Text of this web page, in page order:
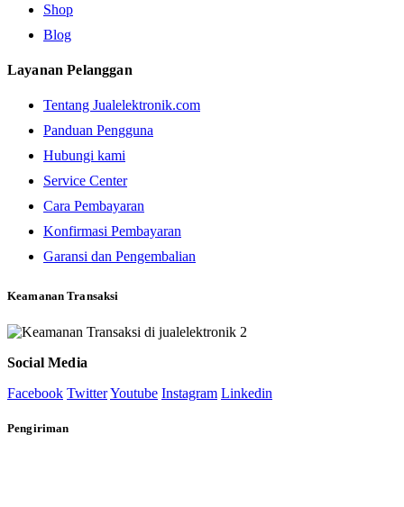
Shop
Blog
Layanan Pelanggan
Tentang Jualelektronik.com
Panduan Pengguna
Hubungi kami
Service Center
Cara Pembayaran
Konfirmasi Pembayaran
Garansi dan Pengembalian
Keamanan Transaksi
Social Media
Facebook TwitterYoutube Instagram Linkedin
Pengiriman